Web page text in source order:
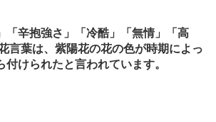
「辛抱強さ」「冷酷」「無情」「高
言葉は、紫陽花の花の色が時期によっ
けられたと言われています。